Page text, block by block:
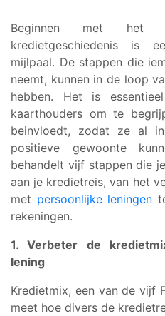
Beginnen met het
kredietgeschiedenis is
mijlpaal. De stappen die
neemt, kunnen in de loop
hebben. Het is
kaarthouders om te
beinvloedt, zodat ze al
positieve gewoonte
behandelt vijf stappen die
aan je kredietreis, van het
met persoonlijke leningen
rekeningen.
1. Verbeter de
lening
Kredietmix, een van de vijf
meet hoe divers de